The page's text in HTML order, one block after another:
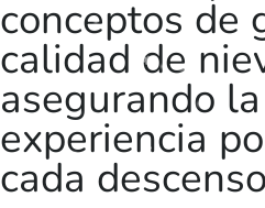
conceptos de
calidad de
asegurando
experiencia
cada